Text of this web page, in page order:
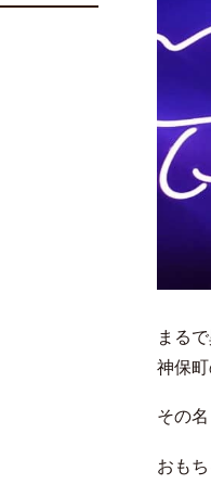
まるで
神保
その名
おも